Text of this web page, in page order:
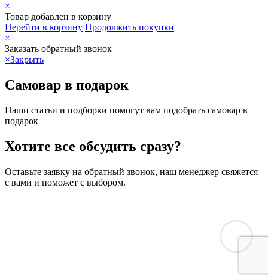
×
Товар добавлен в корзину
Перейти в корзину Продолжить покупки
×
Заказать обратный звонок
×Закрыть
Самовар в подарок
Наши статьи и подборки помогут вам подобрать самовар в
подарок
Хотите все обсудить сразу?
Оставьте заявку на обратный звонок, наш менеджер свяжется
с вами и поможет с выбором.